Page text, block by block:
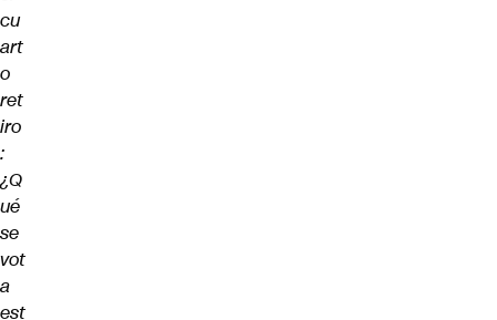
cu
art
o
ret
iro
:
¿Q
ué
se
vot
a
est